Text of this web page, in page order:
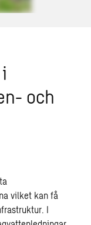
och
vilket kan få
I